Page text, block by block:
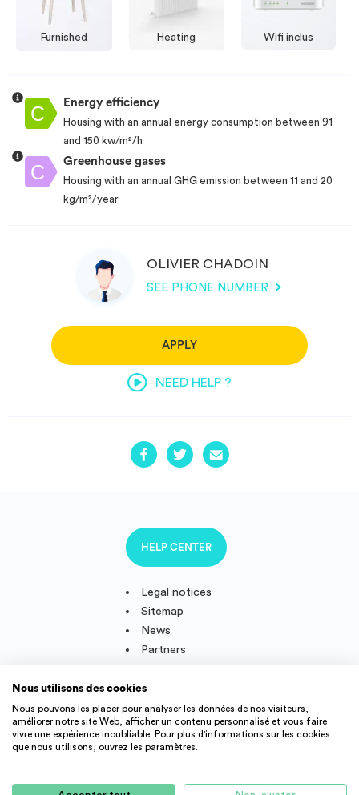
Furnished Heating Wifi inclus
Energy efficiency
Housing with an annual energy consumption between 91
and 150 kw/m²/h
Greenhouse gases
Housing with an annual GHG emission between 11 and 20
kg/m²/year
OLIVIER CHADOIN
SEE PHONE NUMBER
APPLY
NEED HELP ?
Legal notices
Sitemap
News
Partners
HELP CENTER
Follow us
IMMOJEUNE © 2011-2026, created and developped in France.
Nous utilisons des cookies
Nous pouvons les placer pour analyser les données de nos visiteurs,
améliorer notre site Web, afficher un contenu personnalisé et vous faire
vivre une expérience inoubliable. Pour plus d'informations sur les cookies
que nous utilisons, ouvrez les paramètres.